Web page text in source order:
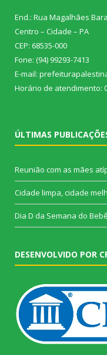
End.: Rua Magalhães
Centro – Cidade – PA
CEP: 68535-000
Fone: (94) 99293-7413
E-mail:
Horário de atendimento:
ÚLTIMAS
Reunião com as mães
Cidade limpa, cidade
Dia D da Semana do
DESENVOLVIDO POR